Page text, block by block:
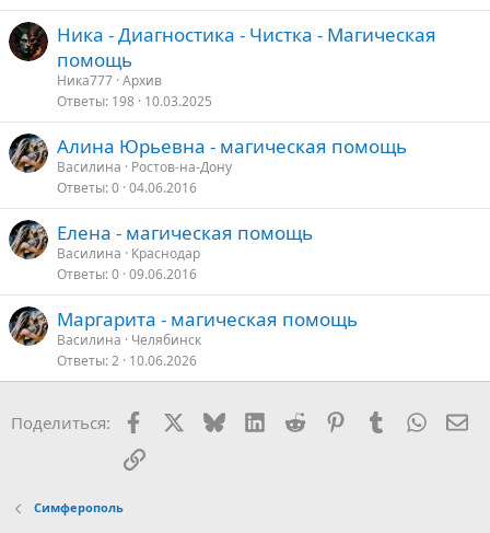
Ника - Диагностика - Чистка - Магическая
помощь
Ника777 Архив
Ответы 198 10.03.2025
Алина Юрьевна - магическая помощь
Василина
Ростов-на-Дону
Ответы 0 04.06.2016
Елена - магическая помощь
Василина
Краснодар
Ответы 0 09.06.2016
Маргарита - магическая помощь
Василина
Челябинск
Ответы 2 10.06.2026
Поделиться: Facebook BlueskyLinkedIn
Reddit PinterestTumblr
Ссылка
Симферополь